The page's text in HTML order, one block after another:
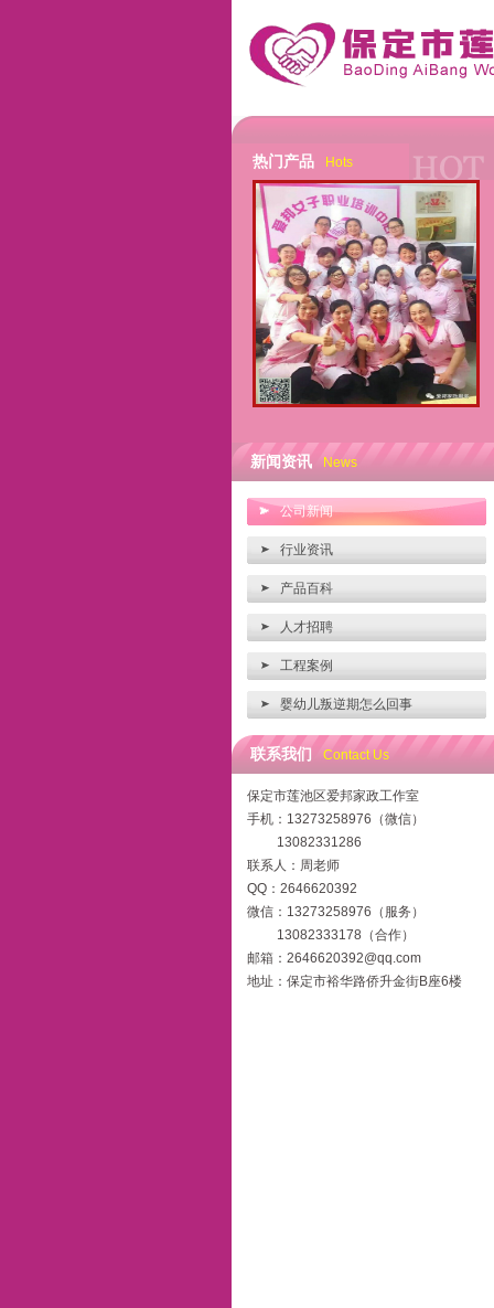
热门产品 Hots
新闻资讯 News
公司新闻
行业资讯
产品百科
人才招聘
工程案例
婴幼儿叛逆期怎么回事
联系我们 Contact Us
保定市莲池区爱邦家政工作室
手机：13273258976（微信）
13082331286
联系人：周老师
QQ：2646620392
微信：13273258976（服务）
13082333178（合作）
邮箱：2646620392@qq.com
地址：保定市裕华路侨升金街B座6楼